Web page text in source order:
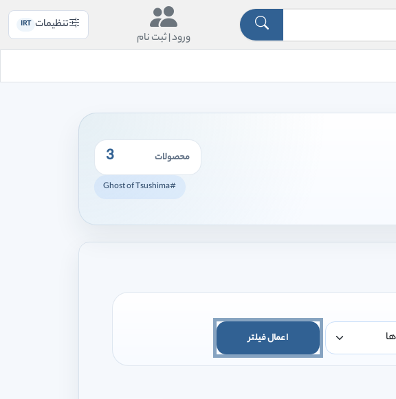
ورود |ثبت نام
تنظیمات IRT
محصولات 3
#Ghost of Tsushima
اعمال فیلتر